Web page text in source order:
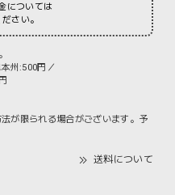
については
さい。
州:500円／
が限られる場合がございます。予
送料について